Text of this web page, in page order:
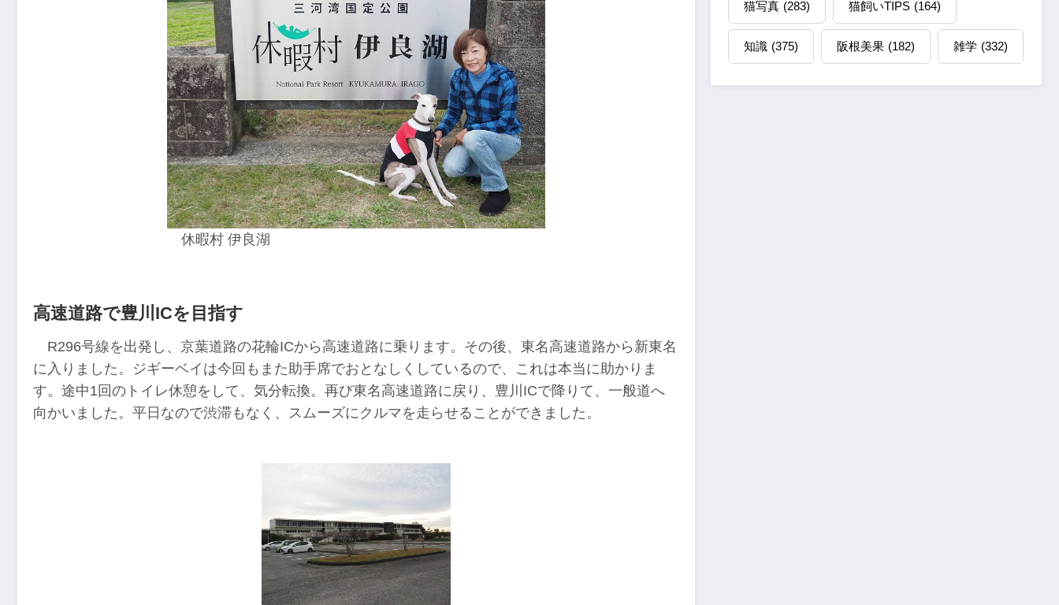
休暇村 伊良湖
高速道路で豊川ICを目指す
R296号線を出発し、京葉道路の花輪ICから高速道路に乗ります。その後、東名高速道路から新東名
に入りました。ジギーベイは今回もまた助手席でおとなしくしているので、これは本当に助かりま
す。途中1回のトイレ休憩をして、気分転換。再び東名高速道路に戻り、豊川ICで降りて、一般道へ
向かいました。平日なので渋滞もなく、スムーズにクルマを走らせることができました。
猫写真 (283) 猫飼いTIPS (164)
知識 (375) 阪根美果 (182) 雑学 (332)